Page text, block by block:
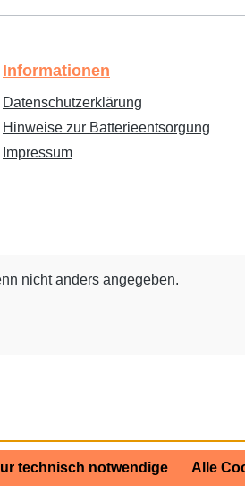
Informationen
Datenschutzerklärung
Hinweise zur Batterieentsorgung
Impressum
nicht anders angegeben.
technisch notwendige Alle